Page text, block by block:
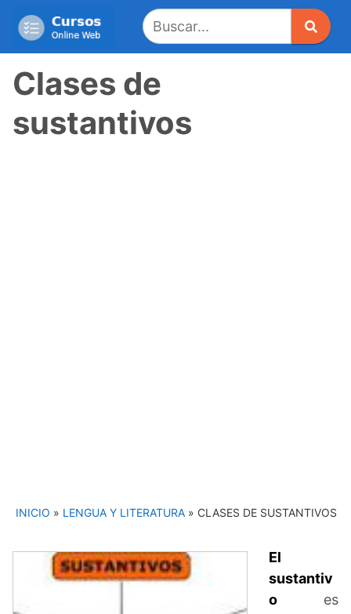
Clases de
sustantivos
INICIO » LENGUA Y LITERATURA » CLASES DE SUSTANTIVOS
El
sustantiv
o es